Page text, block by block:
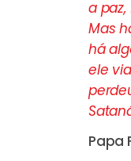
a
Mas
há
ele
Papa